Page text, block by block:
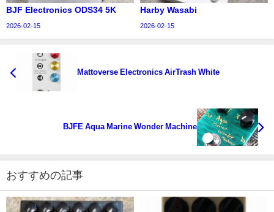
BJF Electronics ODS34 5K
2026-02-15
Harby Wasabi
2026-02-15
Mattoverse Electronics AirTrash White
BJFE Aqua Marine Wonder Machine
おすすめの記事